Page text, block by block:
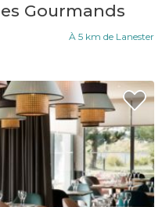
Gourmands
À 5 km de Lanester